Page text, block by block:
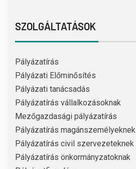
SZOLGÁLTATÁSOK
Pályázatírás
Pályázati Előminősítés
Pályázati tanácsadás
Pályázatírás vállalkozásoknak
Mezőgazdasági pályázatírás
Pályázatírás magánszemélyeknek
Pályázatírás civil szervezeteknek
Pályázatírás önkormányzatoknak